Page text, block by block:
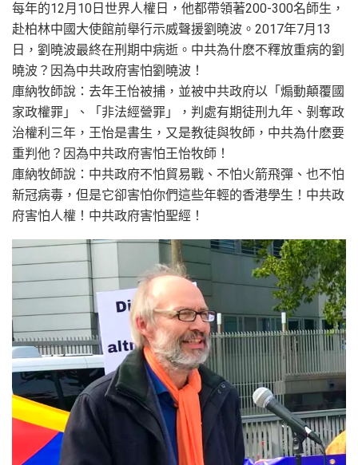
每年的12月10日世界人權日，他都帶領著200-300名師生，
赴柏林中國大使館前舉行示威聲援劉曉波。2017年7月13
日，劉曉波最終在刑期中病逝。中共為什麽不釋放重病的劉
曉波？因為中共政府害怕劉曉波！
庫納牧師說：去年王怡被捕，並被中共政府以「煽動顛覆國
家政權罪」、「非法經營罪」，判處有期徒刑九年、剝奪政
治權利三年，王怡是書生，又是教徒與牧師，中共為什麽要
重判他？因為中共政府害怕王怡牧師！
庫納牧師說：中共政府不怕貿易戰、不怕火箭飛彈、也不怕
新冠病毒，但是它卻害怕你們這些年輕的香港學生！中共政
府害怕人權！中共政府害怕聖經！